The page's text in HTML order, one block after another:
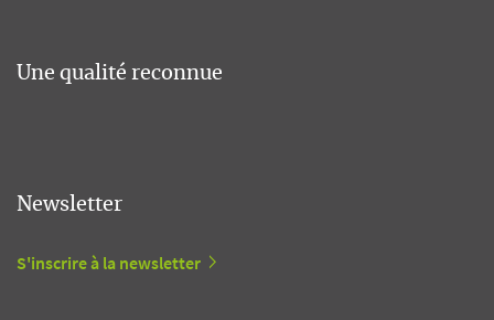
Une qualité reconnue
Newsletter
S'inscrire à la newsletter